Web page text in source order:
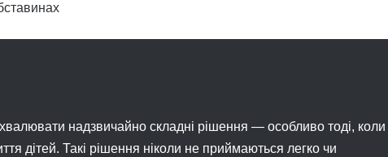
надзвичайно складні рішення — особливо тоді, коли
дітей. Такі рішення ніколи не приймаються легко чи